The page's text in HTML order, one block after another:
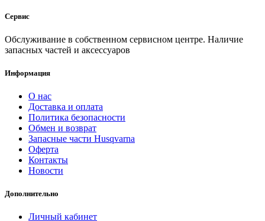
Сервис
Обслуживание в собственном сервисном центре. Наличие
запасных частей и аксессуаров
Информация
О нас
Доставка и оплата
Политика безопасности
Обмен и возврат
Запасные части Husqvarna
Оферта
Контакты
Новости
Дополнительно
Личный кабинет